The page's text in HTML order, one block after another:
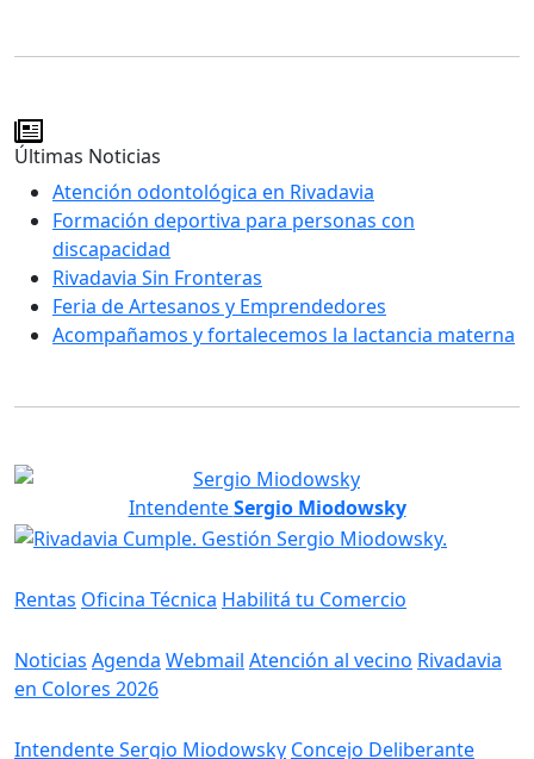
Últimas Noticias
Atención odontológica en Rivadavia
Formación deportiva para personas con
discapacidad
Rivadavia Sin Fronteras
Feria de Artesanos y Emprendedores
Acompañamos y fortalecemos la lactancia materna
IntendenteSergio Miodowsky
Rentas Oficina Técnica Habilitá tu Comercio
Noticias Agenda Webmail Atención al vecino Rivadavia
en Colores 2026
Intendente Sergio Miodowsky Concejo Deliberante